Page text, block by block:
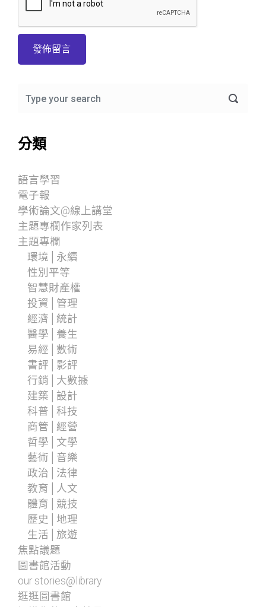
分類
語言學習
電子報
學術論文@線上講堂
主題專欄作家列表
主題專欄
環境│永續
性別平等
智慧財產權
投資│管理
經濟│統計
醫學│養生
易經│數術
書評│影評
行銷│大數據
建築│設計
科普│科技
商管│經營
哲學│文學
藝術│音樂
政治│法律
教育│人文
體育│競技
歷史│地理
生活│旅遊
焦點議題
圖書館活動
our stories@library
逛逛圖書館